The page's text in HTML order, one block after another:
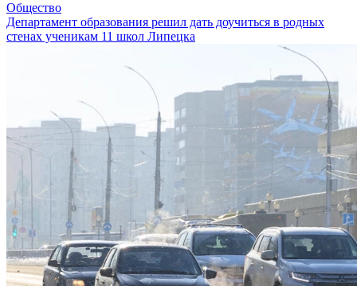
Общество
Департамент образования решил дать доучиться в родных
стенах ученикам 11 школ Липецка